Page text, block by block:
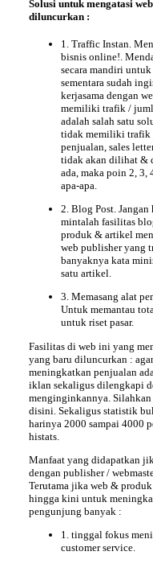
Solusi untuk mengatasi
diluncurkan :
1. Traffic Instan.
bisnis online!.
secara mandiri
sementara sudah
kerjasama dengan
memiliki trafik /
adalah salah satu
tidak memiliki trafik
penjualan, sales
tidak akan dilihat &
ada, maka poin 2, 3,
apa-apa.
2. Blog Post. Jangan
mintalah fasilitas
produk & artikel
web publisher yang
banyaknya kata
satu artikel.
3. Memasang alat
Untuk memantau
untuk riset pasar.
Fasilitas di web ini yang
yang baru diluncurkan :
meningkatkan penjualan
iklan sekaligus dilengkapi
menginginkannya. Silahkan
disini. Sekaligus statistik
harinya 2000 sampai 4000
histats.
Manfaat yang didapatkan
dengan publisher /
Terutama jika web &
hingga kini untuk
pengunjung banyak :
1. tinggal fokus
customer service.